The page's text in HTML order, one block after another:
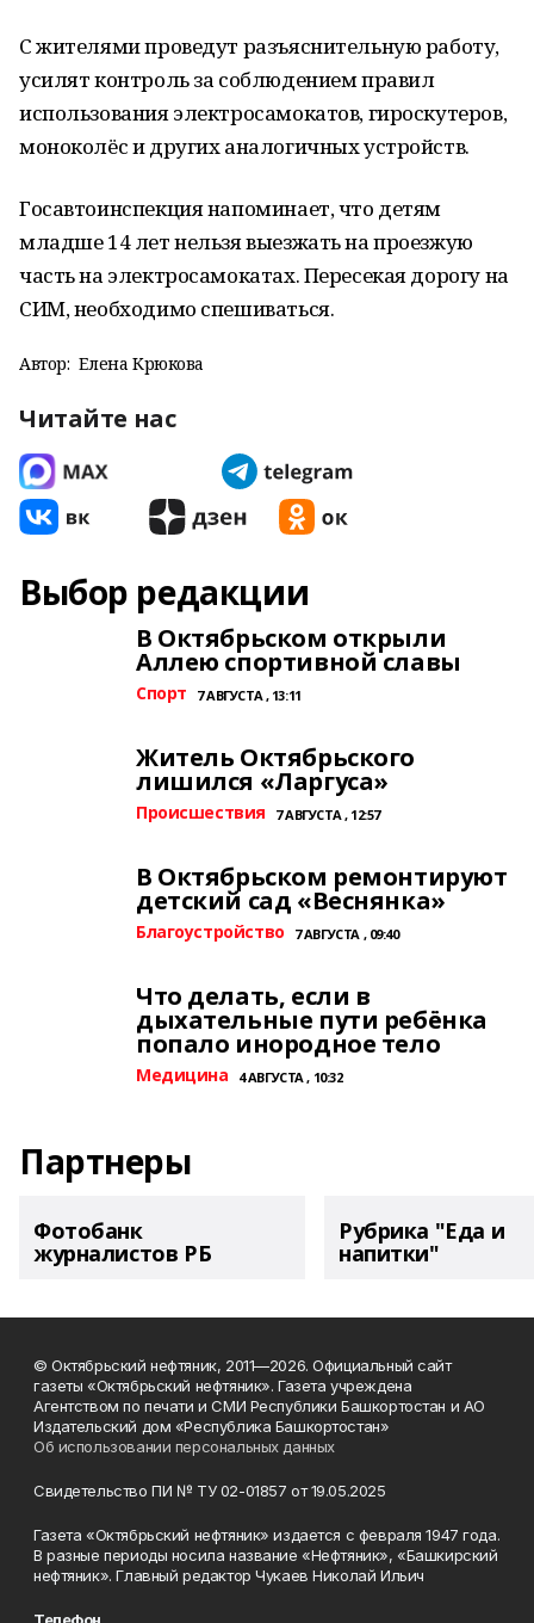
С жителями проведут разъяснительную работу,
усилят контроль за соблюдением правил
использования электросамокатов, гироскутеров,
моноколёс и других аналогичных устройств.
Госавтоинспекция напоминает, что детям
младше 14 лет нельзя выезжать на проезжую
часть на электросамокатах. Пересекая дорогу на
СИМ, необходимо спешиваться.
Автор: Елена Крюкова
Читайте нас
Выбор редакции
В Октябрьском открыли
Аллею спортивной славы
Спорт 7 АВГУСТА , 13:11
Житель Октябрьского
лишился «Ларгуса»
Происшествия 7 АВГУСТА , 12:57
В Октябрьском ремонтируют
детский сад «Веснянка»
Благоустройство 7 АВГУСТА , 09:40
Что делать, если в
дыхательные пути ребёнка
попало инородное тело
Медицина 4 АВГУСТА , 10:32
Партнеры
Фотобанк
журналистов РБ
Рубрика "Еда и
напитки"
© Октябрьский нефтяник, 2011—2026. Официальный сайт
газеты «Октябрьский нефтяник». Газета учреждена
Агентством по печати и СМИ Республики Башкортостан и АО
Издательский дом «Республика Башкортостан»
Об использовании персональных данных
Свидетельство ПИ № ТУ 02-01857 от 19.05.2025
Газета «Октябрьский нефтяник» издается с февраля 1947 года.
В разные периоды носила название «Нефтяник», «Башкирский
нефтяник». Главный редактор Чукаев Николай Ильич